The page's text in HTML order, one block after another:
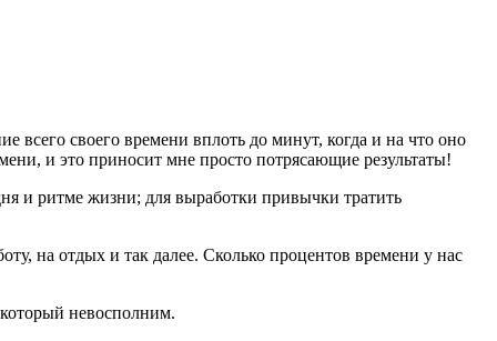
всего своего времени вплоть до минут, когда и на что оно
и это приносит мне просто потрясающие результаты!
и ритме жизни; для выработки привычки тратить
на отдых и так далее. Сколько процентов времени у нас
невосполним.